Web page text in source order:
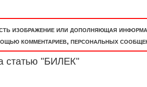
изображение или дополняющая
комментариев, персональных
статью "БИЛЕК"